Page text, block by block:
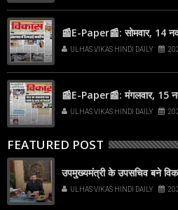
📰E-Paper📰: सोमवार, 14
ULHAS VIKAS HINDI DAILY
📰E-Paper📰: मंगलवार, 15
ULHAS VIKAS HINDI DAILY
FEATURED POST
उपमुख्यमंत्री के उपसचिव बने
ULHAS VIKAS HINDI DAILY